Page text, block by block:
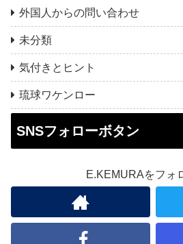
外国人からの問い合わせ
未分類
気付きとヒント
琉球ワケンロー
SNSフォローボタン
E.KEMURAをフォ